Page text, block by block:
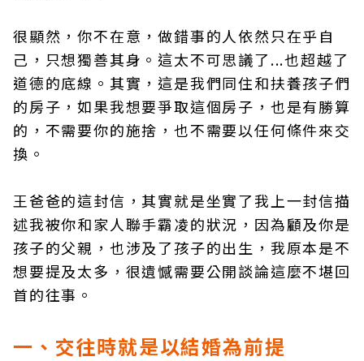
很顯然，你不在意，做錯事的人依然只在乎自
己，只想獨善其身。這太不可思議了...也超越了
道德的底線。其實，這是我們同住和扶養孩子們
的房子，如果我想要爭取這個房子，也是有勝算
的，不需要你的施捨，也不需要以任何條件來交
換。
王爸爸的這封信，其實就是坐實了我上一封信描
述我被你和家人聯手霸凌的狀況，因為顧及你是
孩子的父親，也涉及了孩子的出生，我原本是不
想要提及太多，很遺憾需要公開談論這麼不堪回
首的往事。
一、交往時就是以結婚為前提